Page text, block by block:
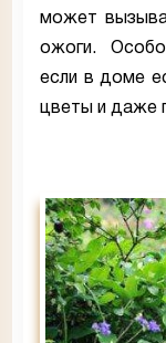
может
ожоги.
если в доме
цветы и даже